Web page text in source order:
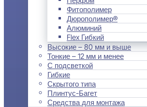
Фитополимер
Дюрополимер®
Алюминий
Flex Гибкий
Высокие – 80 мм и выше
Тонкие – 12 мм и менее
С подсветкой
Гибкие
Скрытого типа
Плинтус-Багет
Средства для монтажа